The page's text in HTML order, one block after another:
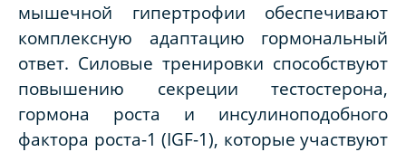
мышечной гипертрофии обеспечивают
комплексную адаптацию гормональный
ответ. Силовые тренировки способствуют
повышению секреции тестостерона,
гормона роста и инсулиноподобного
фактора роста-1 (IGF-1), которые участвуют